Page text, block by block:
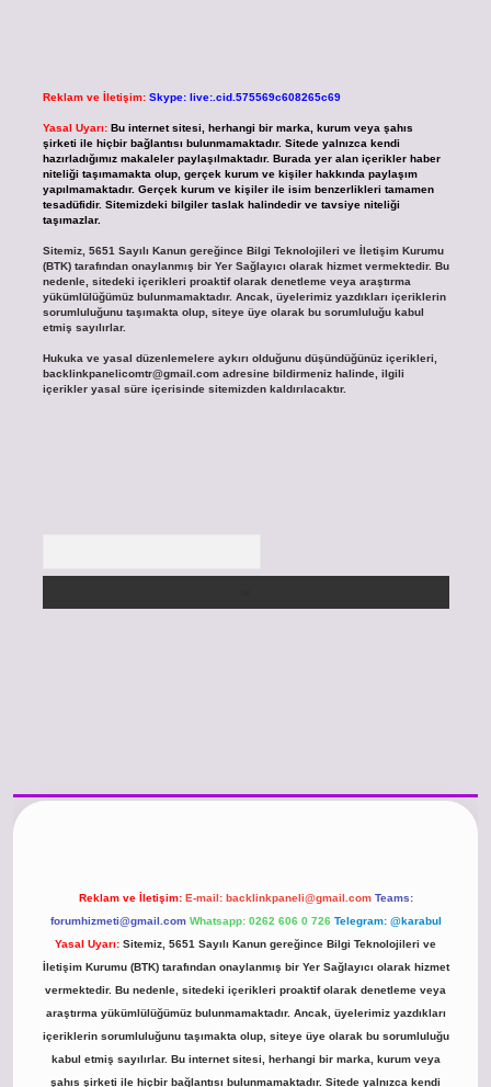
Reklam ve İletişim: Skype: live:.cid.575569c608265c69
Yasal Uyarı: Bu internet sitesi, herhangi bir marka, kurum veya şahıs
şirketi ile hiçbir bağlantısı bulunmamaktadır. Sitede yalnızca kendi
hazırladığımız makaleler paylaşılmaktadır. Burada yer alan içerikler haber
niteliği taşımamakta olup, gerçek kurum ve kişiler hakkında paylaşım
yapılmamaktadır. Gerçek kurum ve kişiler ile isim benzerlikleri tamamen
tesadüfidir. Sitemizdeki bilgiler taslak halindedir ve tavsiye niteliği
taşımazlar.
Sitemiz, 5651 Sayılı Kanun gereğince Bilgi Teknolojileri ve İletişim Kurumu
(BTK) tarafından onaylanmış bir Yer Sağlayıcı olarak hizmet vermektedir. Bu
nedenle, sitedeki içerikleri proaktif olarak denetleme veya araştırma
yükümlülüğümüz bulunmamaktadır. Ancak, üyelerimiz yazdıkları içeriklerin
sorumluluğunu taşımakta olup, siteye üye olarak bu sorumluluğu kabul
etmiş sayılırlar.
Hukuka ve yasal düzenlemelere aykırı olduğunu düşündüğünüz içerikleri,
backlinkpanelicomtr@gmail.comadresine bildirmeniz halinde, ilgili
içerikler yasal süre içerisinde sitemizden kaldırılacaktır.
Reklam ve İletişim: E-mail: backlinkpaneli@gmail.com Teams:
forumhizmeti@gmail.com Whatsapp: 0262 606 0 726 Telegram: @karabul
Yasal Uyarı: Sitemiz, 5651 Sayılı Kanun gereğince Bilgi Teknolojileri ve
İletişim Kurumu (BTK) tarafından onaylanmış bir Yer Sağlayıcı olarak hizmet
vermektedir. Bu nedenle, sitedeki içerikleri proaktif olarak denetleme veya
araştırma yükümlülüğümüz bulunmamaktadır. Ancak, üyelerimiz yazdıkları
içeriklerin sorumluluğunu taşımakta olup, siteye üye olarak bu sorumluluğu
kabul etmiş sayılırlar. Bu internet sitesi, herhangi bir marka, kurum veya
şahıs şirketi ile hiçbir bağlantısı bulunmamaktadır. Sitede yalnızca kendi